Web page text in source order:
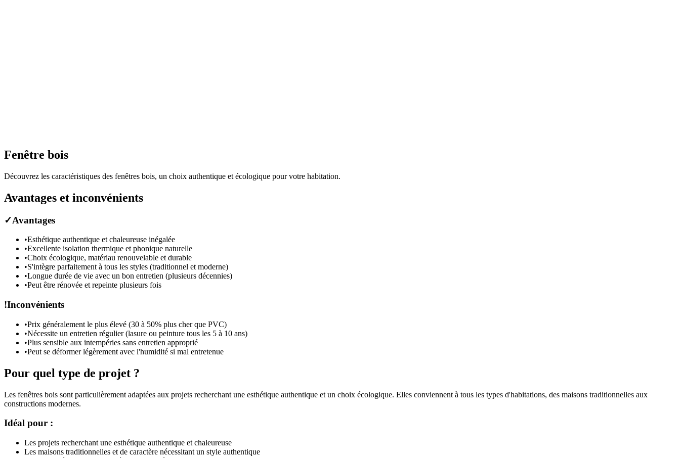
Fenêtre bois
Découvrez les caractéristiques des fenêtres bois, un choix authentique et écologique pour votre habitation.
Avantages et inconvénients
✓Avantages
•Esthétique authentique et chaleureuse inégalée
•Excellente isolation thermique et phonique naturelle
•Choix écologique, matériau renouvelable et durable
•S'intègre parfaitement à tous les styles (traditionnel et moderne)
•Longue durée de vie avec un bon entretien (plusieurs décennies)
•Peut être rénovée et repeinte plusieurs fois
!Inconvénients
•Prix généralement le plus élevé (30 à 50% plus cher que PVC)
•Nécessite un entretien régulier (lasure ou peinture tous les 5 à 10 ans)
•Plus sensible aux intempéries sans entretien approprié
•Peut se déformer légèrement avec l'humidité si mal entretenue
Pour quel type de projet ?
Les fenêtres bois sont particulièrement adaptées aux projets recherchant une esthétique authentique et un choix écologique. Elles conviennent à tous les types d'habitations, des maisons traditionnelles aux
constructions modernes.
Idéal pour :
Les projets recherchant une esthétique authentique et chaleureuse
Les maisons traditionnelles et de caractère nécessitant un style authentique